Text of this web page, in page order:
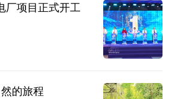
厂项目正式开工
的旅程